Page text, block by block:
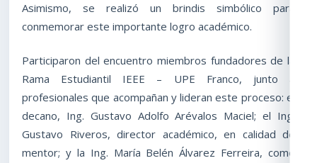
Asimismo, se realizó un brindis simbólico para
conmemorar este importante logro académico.
Participaron del encuentro miembros fundadores de la
Rama Estudiantil IEEE – UPE Franco, junto a
profesionales que acompañan y lideran este proceso: el
decano, Ing. Gustavo Adolfo Arévalos Maciel; el Ing.
Gustavo Riveros, director académico, en calidad de
mentor; y la Ing. María Belén Álvarez Ferreira, como